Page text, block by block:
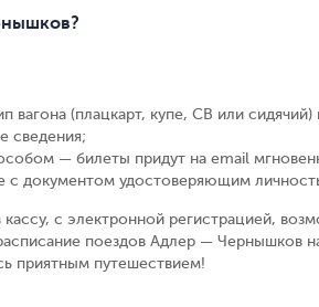
вагона (плацкарт, купе, СВ или сидячий)
сведения;
— билеты придут на email
с документом удостоверяющим
с электронной регистрацией,
поездов Адлер — Чернышков
приятным путешествием!